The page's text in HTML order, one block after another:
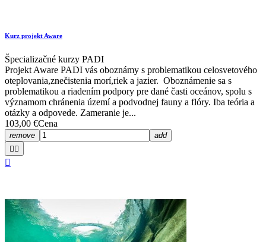
Kurz projekt Aware
Špecializačné kurzy PADI
Projekt Aware PADI vás oboznámy s problematikou celosvetového
oteplovania,znečistenia morí,riek a jazier. Oboznámenie sa s
problematikou a riadením podpory pre dané časti oceánov, spolu s
významom chránenia území a podvodnej fauny a flóry. Iba teória a
otázky a odpovede. Zameranie je...
103,00 €Cena
remove
add

